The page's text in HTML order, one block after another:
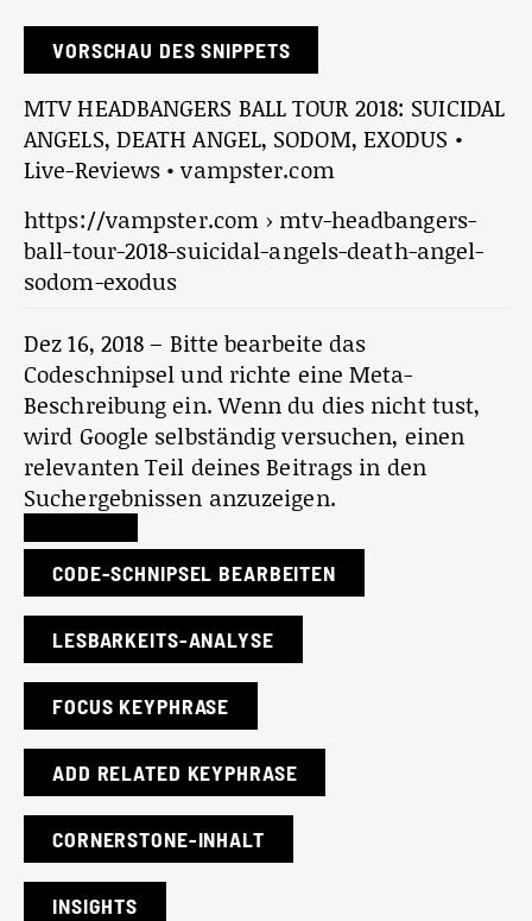
VORSCHAU DES SNIPPETS
MTV HEADBANGERS BALL TOUR 2018: SUICIDAL
ANGELS, DEATH ANGEL, SODOM, EXODUS •
Live-Reviews • vampster.com
https://vampster.com › mtv-headbangers-
ball-tour-2018-suicidal-angels-death-angel-
sodom-exodus
Dez 16, 2018 – Bitte bearbeite das
Codeschnipsel und richte eine Meta-
Beschreibung ein. Wenn du dies nicht tust,
wird Google selbständig versuchen, einen
relevanten Teil deines Beitrags in den
Suchergebnissen anzuzeigen.
CODE-SCHNIPSEL BEARBEITEN
LESBARKEITS-ANALYSE
FOCUS KEYPHRASE
ADD RELATED KEYPHRASE
CORNERSTONE-INHALT
INSIGHTS